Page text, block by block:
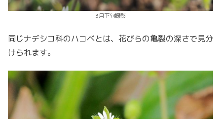
3月下旬撮影
同じナデシコ科のハコベとは、花びらの亀裂の深さで見分
けられます。